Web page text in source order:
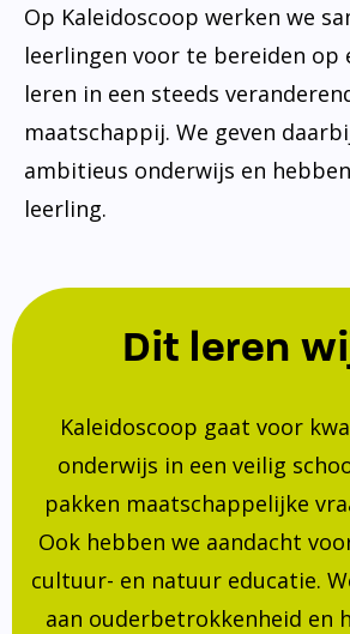
Op Kaleidoscoop werken we
leerlingen voor te bereiden op
leren in een steeds
maatschappij. We geven
ambitieus onderwijs en
leerling.
Dit leren
Kaleidoscoop gaat voor
onderwijs in een veilig
pakken maatschappelijke
Ook hebben we aandacht
cultuur- en natuur educatie.
aan ouderbetrokkenheid en